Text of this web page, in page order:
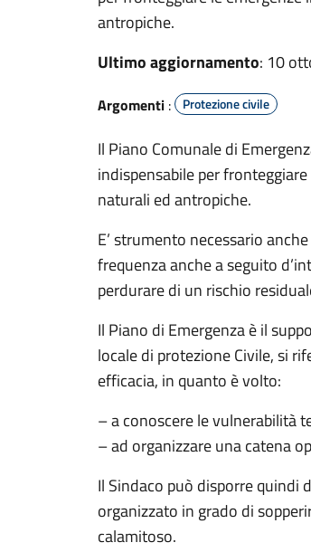
antropiche.
Ultimo aggiornamento: 10
Argomenti : Protezione civile
Il Piano Comunale di
indispensabile per
naturali ed antropiche.
E’ strumento necessario
frequenza anche a seguito
perdurare di un rischio
Il Piano di Emergenza è il
locale di protezione Civile, si
efficacia, in quanto è volto:
– a conoscere le vulnerabilità
– ad organizzare una catena
Il Sindaco può disporre quindi
organizzato in grado di
calamitoso.